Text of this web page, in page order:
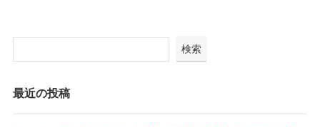
検索
最近の投稿